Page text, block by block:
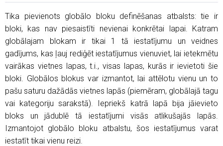
Tika pievienots globālo bloku definēšanas atbalsts: tie ir
bloki, kas nav piesaistīti nevienai konkrētai lapai. Katram
globālajam blokam ir tikai 1 tā iestatījumu un veidnes
gadījums, kas ļauj rediģēt iestatījumus vienuviet, lai ietekmētu
vairākas vietnes lapas, t.i., visas lapas, kurās ir ievietoti šie
bloki. Globālos blokus var izmantot, lai attēlotu vienu un to
pašu saturu dažādās vietnes lapās (piemēram, globālajā tagu
vai kategoriju sarakstā). Iepriekš katrā lapā bija jāievieto
bloks un jādublē tā iestatījumi visās atlikušajās lapās.
Izmantojot globālo bloku atbalstu, šos iestatījumus varat
iestatīt tikai vienu reizi.